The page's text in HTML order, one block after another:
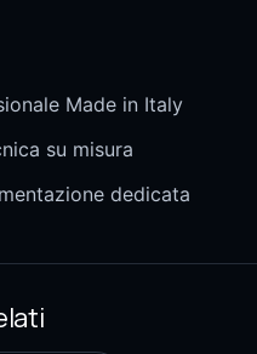
Made in Italy
su misura
dedicata